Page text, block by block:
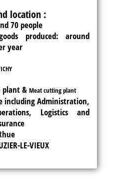
location :
70 people
produced: around
year
plant & Meat cutting plant
including Administration,
Logistics and
LE-VIEUX